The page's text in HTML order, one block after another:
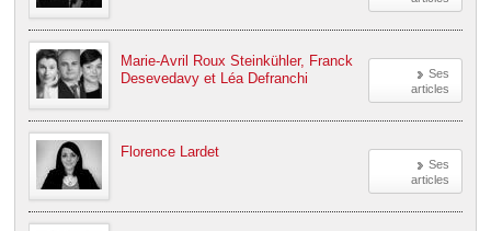
Ses
articles
Marie-Avril Roux Steinkühler, Franck
Desevedavy et Léa Defranchi
Ses
articles
Florence Lardet